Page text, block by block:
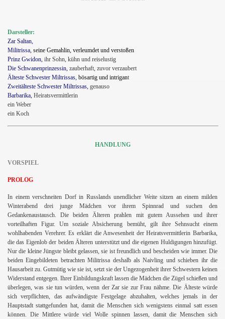
Darsteller:
Zar Saltan,
Militrissa, seine Gemahlin, verleumdet und verstoßen
Prinz Gwidon, ihr Sohn, kühn und reiselustig
Die Schwanenprinzessin, zauberhaft, zuvor verzaubert
Älteste Schwester Miltrissas, bösartig und intrigant
Zweitälteste Schwester Miltrissas, genauso
Barbarika, Heiratsvermittlerin
ein Weber
ein Koch
HANDLUNG
VORSPIEL
PROLOG
In einem verschneiten Dorf in Russlands unendlicher Weite sitzen an einem milden
Winterabend drei junge Mädchen vor ihrem Spinnrad und suchen den
Gedankenaustausch. Die beiden Älteren prahlen mit gutem Aussehen und ihrer
vorteilhaften Figur. Um soziale Absicherung bemüht, gilt ihre Sehnsucht einem
wohlhabenden Verehrer. Es erklärt die Anwesenheit der Heiratsvermittlerin Barbarika,
die das Eigenlob der beiden Älteren unterstützt und die eigenen Huldigungen hinzufügt.
Nur die kleine Jüngste bleibt gelassen, sie ist freundlich und bescheiden wie immer. Die
beiden Eingebildeten betrachten Militrissa deshalb als Naivling und schieben ihr die
Hausarbeit zu. Gutmütig wie sie ist, setzt sie der Ungezogenheit ihrer Schwestern keinen
Widerstand entgegen. Ihrer Einbildungskraft lassen die Mädchen die Zügel schießen und
überlegen, was sie tun würden, wenn der Zar sie zur Frau nähme. Die Älteste würde
sich verpflichten, das aufwändigste Festgelage abzuhalten, welches jemals in der
Hauptstadt stattgefunden hat, damit die Menschen sich wenigstens einmal satt essen
können. Die Mittlere würde viel Wolle spinnen lassen, damit die Menschen sich